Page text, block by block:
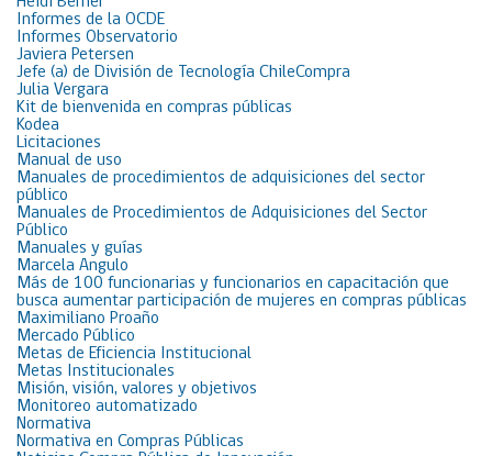
Informes de la OCDE
Informes Observatorio
Javiera Petersen
Jefe (a) de División de Tecnología ChileCompra
Julia Vergara
Kit de bienvenida en compras públicas
Kodea
Licitaciones
Manual de uso
Manuales de procedimientos de adquisiciones del sector
público
Manuales de Procedimientos de Adquisiciones del Sector
Público
Manuales y guías
Marcela Angulo
Más de 100 funcionarias y funcionarios en capacitación que
busca aumentar participación de mujeres en compras públicas
Maximiliano Proaño
Mercado Público
Metas de Eficiencia Institucional
Metas Institucionales
Misión, visión, valores y objetivos
Monitoreo automatizado
Normativa
Normativa en Compras Públicas